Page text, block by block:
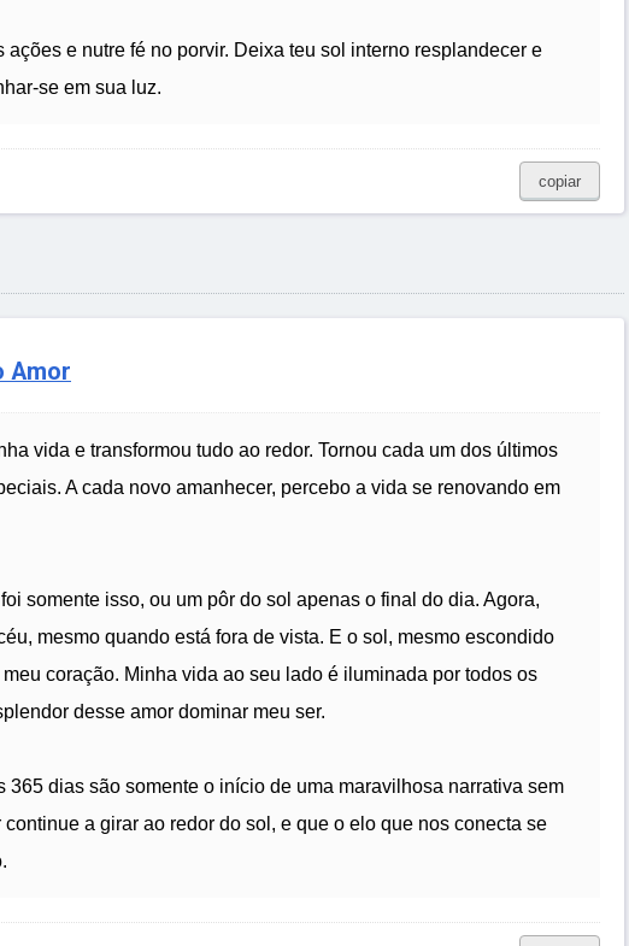
e nutre fé no porvir. Deixa teu sol interno resplandecer e
se em sua luz.
copiar
Amor
vida e transformou tudo ao redor. Tornou cada um dos últimos
A cada novo amanhecer, percebo a vida se renovando em
somente isso, ou um pôr do sol apenas o final do dia. Agora,
mesmo quando está fora de vista. E o sol, mesmo escondido
coração. Minha vida ao seu lado é iluminada por todos os
desse amor dominar meu ser.
365 dias são somente o início de uma maravilhosa narrativa sem
a girar ao redor do sol, e que o elo que nos conecta se